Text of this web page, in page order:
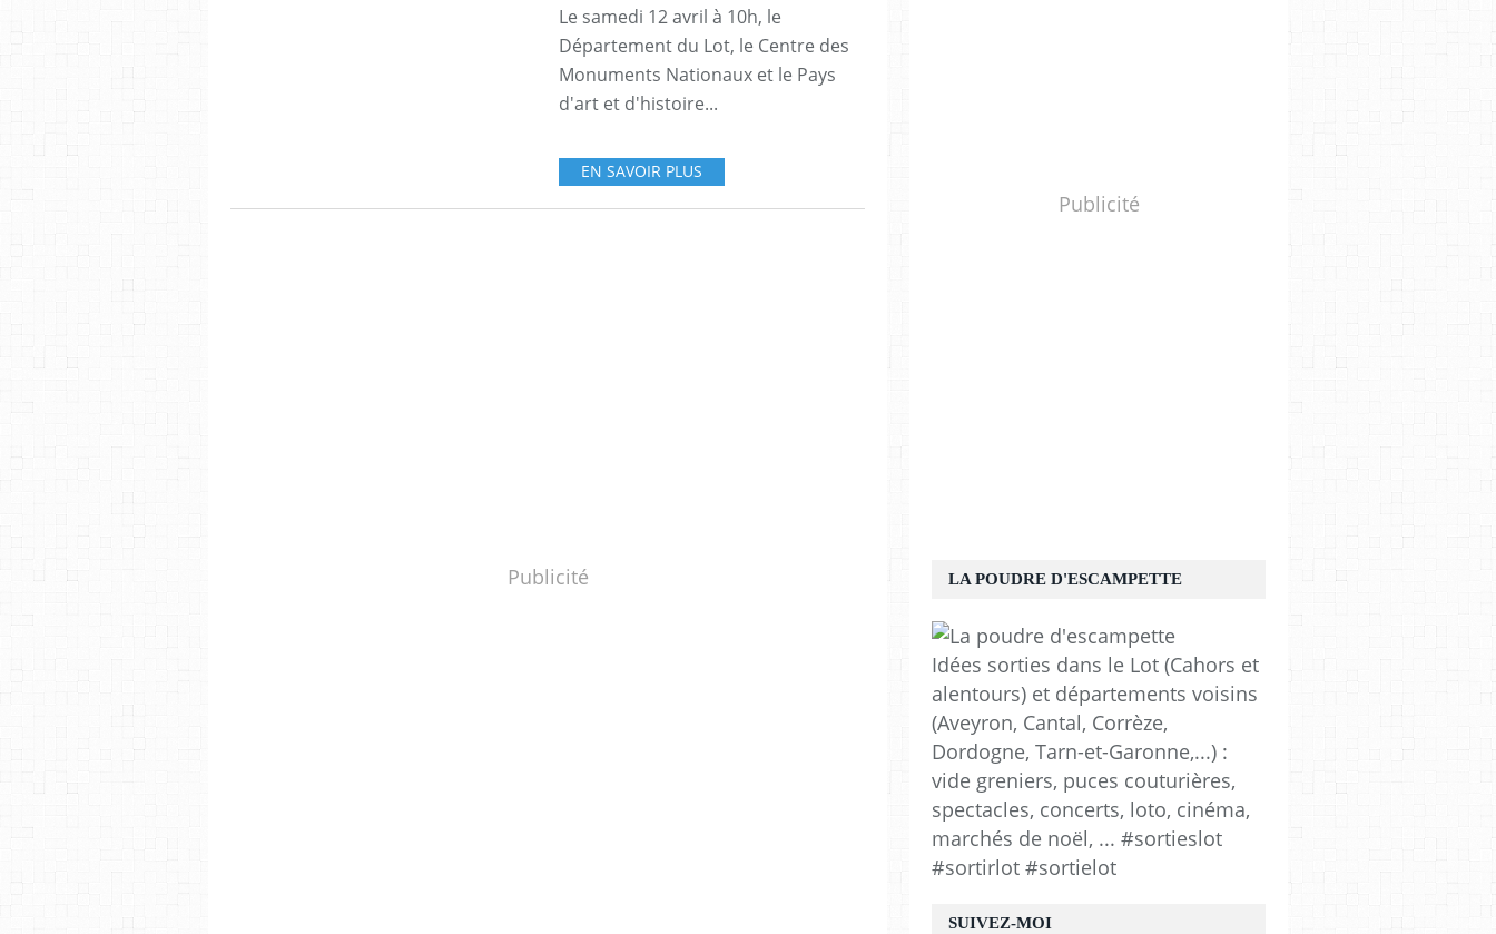
Le samedi 12 avril à 10h, le
Département du Lot, le Centre des
Monuments Nationaux et le Pays
d'art et d'histoire...
EN SAVOIR PLUS
Publicité
Publicité
SUIVEZ-MOI
LA POUDRE D'ESCAMPETTE
Idées sorties dans le Lot (Cahors et
alentours) et départements voisins
(Aveyron, Cantal, Corrèze,
Dordogne, Tarn-et-Garonne,...) :
vide greniers, puces couturières,
spectacles, concerts, loto, cinéma,
marchés de noël, ... #sortieslot
#sortirlot #sortielot